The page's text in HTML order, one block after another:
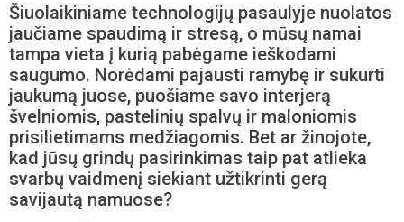
Šiuolaikiniame technologijų pasaulyje nuolatos
jaučiame spaudimą ir stresą, o mūsų namai
tampa vieta į kurią pabėgame ieškodami
saugumo. Norėdami pajausti ramybę ir sukurti
jaukumą juose, puošiame savo interjerą
švelniomis, pastelinių spalvų ir maloniomis
prisilietimams medžiagomis. Bet ar žinojote,
kad jūsų grindų pasirinkimas taip pat atlieka
svarbų vaidmenį siekiant užtikrinti gerą
savijautą namuose?